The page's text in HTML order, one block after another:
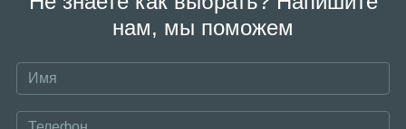
нам, мы поможем